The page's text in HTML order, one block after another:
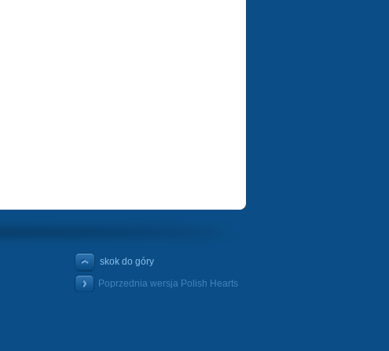
skok do góry
Poprzednia wersja Polish Hearts